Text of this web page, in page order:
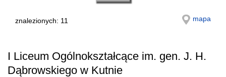
znalezionych: 11 mapa
I Liceum Ogólnokształcące im. gen. J. H.
Dąbrowskiego w Kutnie